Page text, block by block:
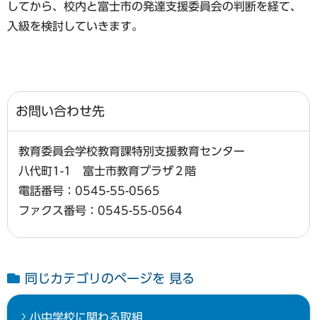
してから、校内と富士市の発達支援委員会の判断を経て、
入級を検討していきます。
お問い合わせ先
教育委員会学校教育課特別支援教育センター
八代町1-1 富士市教育プラザ２階
電話番号：0545-55-0565
ファクス番号：0545-55-0564
同じカテゴリのページを 見る
小中学校に関わる取組